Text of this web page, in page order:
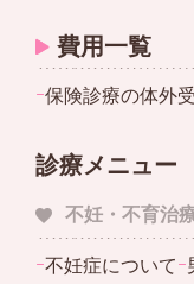
費用一覧
ｰ保険診療の体外
診療メニュー
不妊・不育治
ｰ不妊症についてｰ